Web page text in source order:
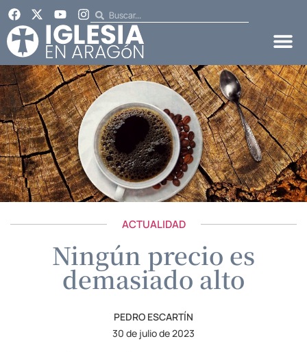
ACTUALIDAD
Ningún precio es
demasiado alto
PEDRO ESCARTÍN
30 de julio de 2023